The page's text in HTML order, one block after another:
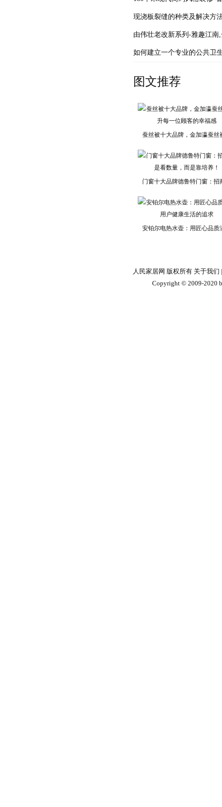
现浇板裂缝的种类及解决方
由伟壮老改新系列-雅趣江
如何建立一个专业的公共卫
图文推荐
蚕丝被十大品牌，金加瀛蚕丝
门窗十大品牌德鲁特门窗：招
安铂尔电热水壶：用匠心品质
人民家居网 版权所有 关于我们 |
Copyright © 2009-2020